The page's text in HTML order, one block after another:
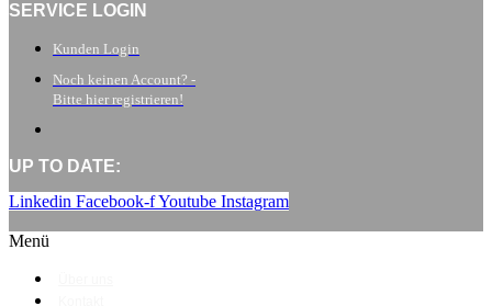
SERVICE LOGIN
Kunden Login
Noch keinen Account? -
Bitte hier registrieren!
UP TO DATE:
Linkedin Facebook-fYoutube Instagram
Menü